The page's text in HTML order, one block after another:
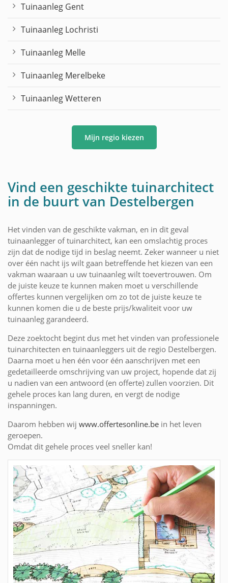
Tuinaanleg Gent
Tuinaanleg Lochristi
Tuinaanleg Melle
Tuinaanleg Merelbeke
Tuinaanleg Wetteren
Mijn regio kiezen
Vind een geschikte tuinarchitect
in de buurt van Destelbergen
Het vinden van de geschikte vakman, en in dit geval
tuinaanlegger of tuinarchitect, kan een omslachtig proces
zijn dat de nodige tijd in beslag neemt. Zeker wanneer u niet
over één nacht ijs wilt gaan betreffende het kiezen van een
vakman waaraan u uw tuinaanleg wilt toevertrouwen. Om
de juiste keuze te kunnen maken moet u verschillende
offertes kunnen vergelijken om zo tot de juiste keuze te
kunnen komen die u de beste prijs/kwaliteit voor uw
tuinaanleg garandeerd.
Deze zoektocht begint dus met het vinden van professionele
tuinarchitecten en tuinaanleggers uit de regio Destelbergen.
Daarna moet u hen één voor één aanschrijven met een
gedetailleerde omschrijving van uw project, hopende dat zij
u nadien van een antwoord (en offerte) zullen voorzien. Dit
gehele proces kan lang duren, en vergt de nodige
inspanningen.
Daarom hebben wij www.offertesonline.be in het leven
geroepen.
Omdat dit gehele proces veel sneller kan!